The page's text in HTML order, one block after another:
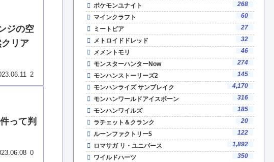
ジの空
リア
2
って判
0
ポケモンユナイト
268
マインクラフト
60
ミートピア
27
メトロイドドレッド
32
メメントモリ
46
モンスターハンターNow
274
モンハンストーリーズ2
145
モンハンライズ サンブレイク
4,170
モンハンワールドアイスボーン
316
モンハンワイルズ
185
ラチェット＆クランク
20
ルーンファクトリー5
122
ロマサガ リ・ユニバース
1,892
ワイルドハーツ
350